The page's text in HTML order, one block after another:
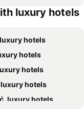
luxury hotels
hotels
hotels
hotels
hotels
luxury hotels
hotels